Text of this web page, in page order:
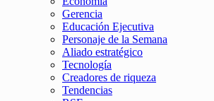
Gerencia
Educación Ejecutiva
Personaje de la Semana
Aliado estratégico
Tecnología
Creadores de riqueza
Tendencias